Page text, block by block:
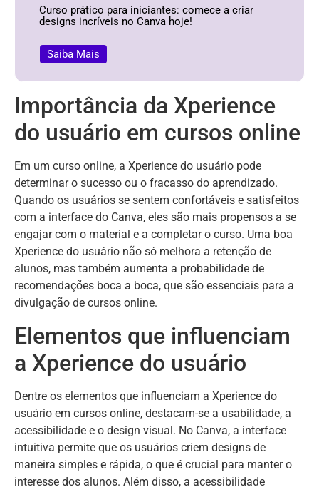
Curso prático para iniciantes: comece a criar
designs incríveis no Canva hoje!
Saiba Mais
Importância da Xperience
do usuário em cursos online
Em um curso online, a Xperience do usuário pode
determinar o sucesso ou o fracasso do aprendizado.
Quando os usuários se sentem confortáveis e satisfeitos
com a interface do Canva, eles são mais propensos a se
engajar com o material e a completar o curso. Uma boa
Xperience do usuário não só melhora a retenção de
alunos, mas também aumenta a probabilidade de
recomendações boca a boca, que são essenciais para a
divulgação de cursos online.
Elementos que influenciam
a Xperience do usuário
Dentre os elementos que influenciam a Xperience do
usuário em cursos online, destacam-se a usabilidade, a
acessibilidade e o design visual. No Canva, a interface
intuitiva permite que os usuários criem designs de
maneira simples e rápida, o que é crucial para manter o
interesse dos alunos. Além disso, a acessibilidade